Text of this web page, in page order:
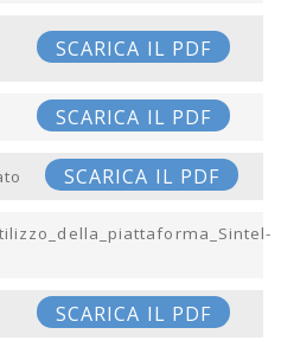
SCARICA IL PDF
SCARICA IL PDF
SCARICA IL PDF
SCARICA IL PDF